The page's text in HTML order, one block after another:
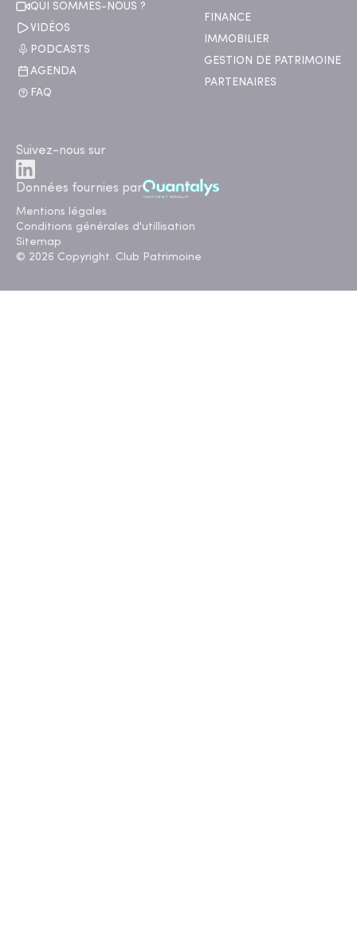
QUI SOMMES-NOUS ?
VIDÉOS
PODCASTS
AGENDA
FAQ
FINANCE
IMMOBILIER
GESTION DE PATRIMOINE
PARTENAIRES
Suivez-nous sur
Données fournies par
Mentions légales
Conditions générales d'utillisation
Sitemap
© 2026 Copyright. Club Patrimoine